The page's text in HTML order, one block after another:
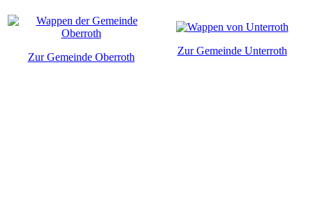
Zur Gemeinde Oberroth
Zur Gemeinde Unterroth